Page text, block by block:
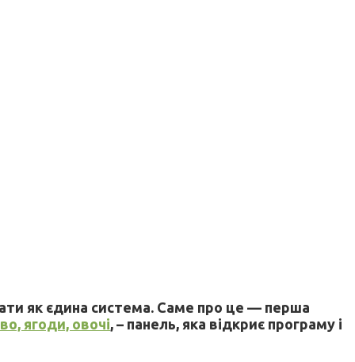
як єдина система. Саме про це — перша
ягоди, овочі, – панель, яка відкриє програму і